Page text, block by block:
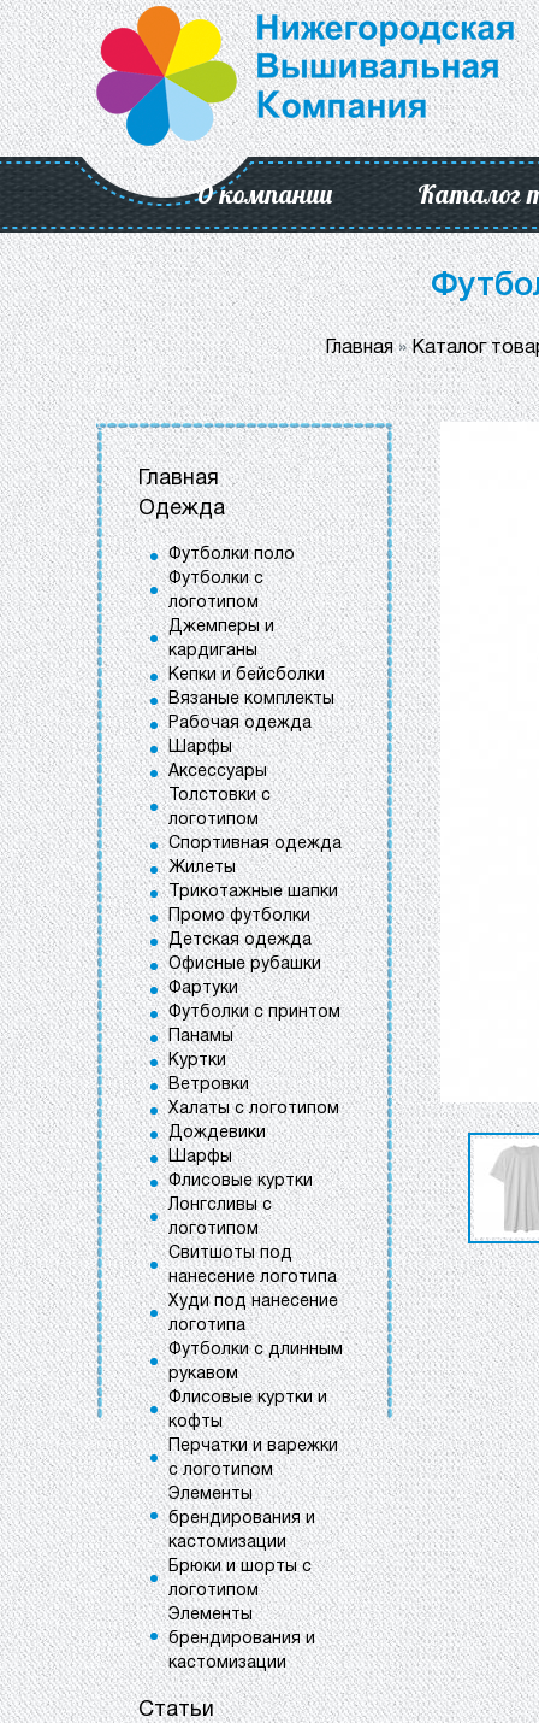
О компании Каталог
Главная»Каталог
Главная
Одежда
Футболки поло
Футболки с
логотипом
Джемперы и
кардиганы
Кепки и бейсболки
Вязаные комплекты
Рабочая одежда
Шарфы
Аксессуары
Толстовки с
логотипом
Спортивная одежда
Жилеты
Трикотажные шапки
Промо футболки
Детская одежда
Офисные рубашки
Фартуки
Футболки с принтом
Панамы
Куртки
Ветровки
Халаты с логотипом
Дождевики
Шарфы
Флисовые куртки
Лонгсливы с
логотипом
Свитшоты под
нанесение логотипа
Худи под нанесение
логотипа
Футболки с длинным
рукавом
Флисовые куртки и
кофты
Перчатки и варежки
с логотипом
Элементы
брендирования и
кастомизации
Брюки и шорты с
логотипом
Элементы
брендирования и
кастомизации
Статьи